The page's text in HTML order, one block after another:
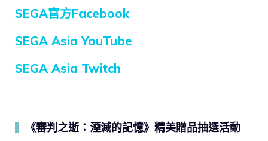
SEGA官方Facebook
SEGA Asia YouTube
SEGA Asia Twitch
《審判之逝：湮滅的記憶》精美贈品抽選活動